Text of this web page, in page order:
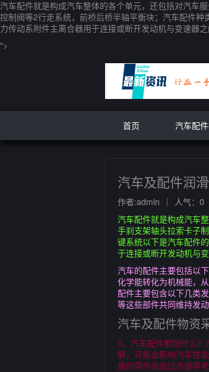
汽车配件就是构成汽车整体的各个单元，还包括对汽车
控制阀等2行走系统，前桥后桥半轴平衡块；汽车配件
力传动系附件主离合器用于连接或断开发动机与变速器
">
首页 汽车配
汽车及配件润
作者:admin 人气：0
汽车配件就是构成汽车
手刹支架轴头拉索卡子
键系统以下是汽车配件
于连接或断开发动机与
汽车的配件主要包括以
化学能转化为机械能，
配件主要包含以下几类
等这些部件共同维持发
汽车及配件物资
1、汽车配件都怕什么
解，可能会影响汽车性
质的零件会因过热提早老